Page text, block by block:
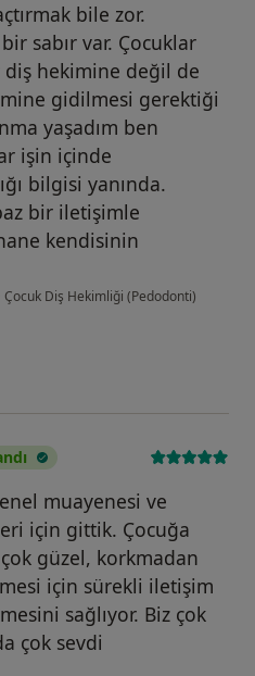
bile zor.
sabır var. Çocuklar
hekimine değil de
gidilmesi gerektiği
yaşadım ben
işin içinde
bilgisi yanında.
bir iletişimle
kendisinin
Çocuk Diş Hekimliği (Pedodonti)
muayenesi ve
için gittik. Çocuğa
çok güzel, korkmadan
için sürekli iletişim
sağlıyor. Biz çok
çok sevdi